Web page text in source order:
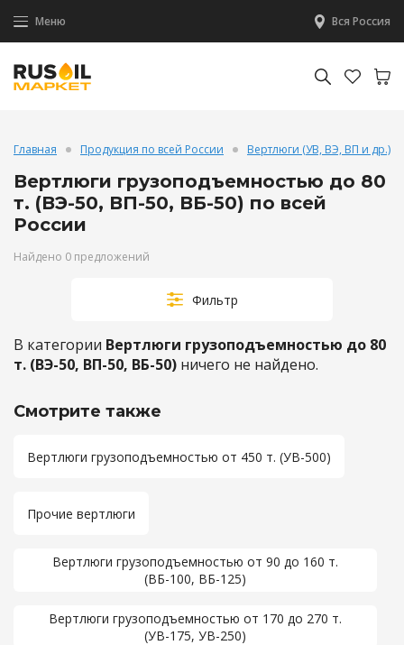
Меню Вся Россия
Главная Продукция по всей России Вертлюги (УВ, ВЭ, ВП и др.)
Вертлюги грузоподъемностью до 80
т. (ВЭ-50, ВП-50, ВБ-50) по всей
России
Найдено 0 предложений
Фильтр
В категории Вертлюги грузоподъемностью до 80
т. (ВЭ-50, ВП-50, ВБ-50) ничего не найдено.
Смотрите также
Вертлюги грузоподъемностью от 450 т. (УВ-500)
Прочие вертлюги
Вертлюги грузоподъемностью от 90 до 160 т.
(ВБ-100, ВБ-125)
Вертлюги грузоподъемностью от 170 до 270 т.
(УВ-175, УВ-250)